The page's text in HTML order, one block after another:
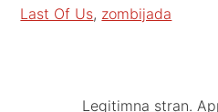
Last Of Us, zombijada
Legitimna stran.